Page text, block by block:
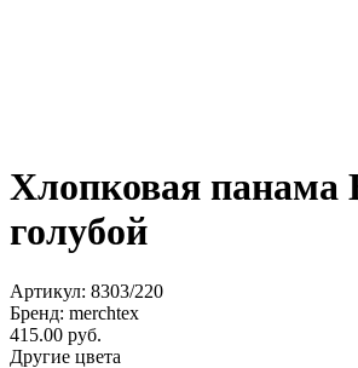
Хлопковая панама
голубой
Артикул: 8303/220
Бренд: merchtex
415.00 руб.
Другие цвета